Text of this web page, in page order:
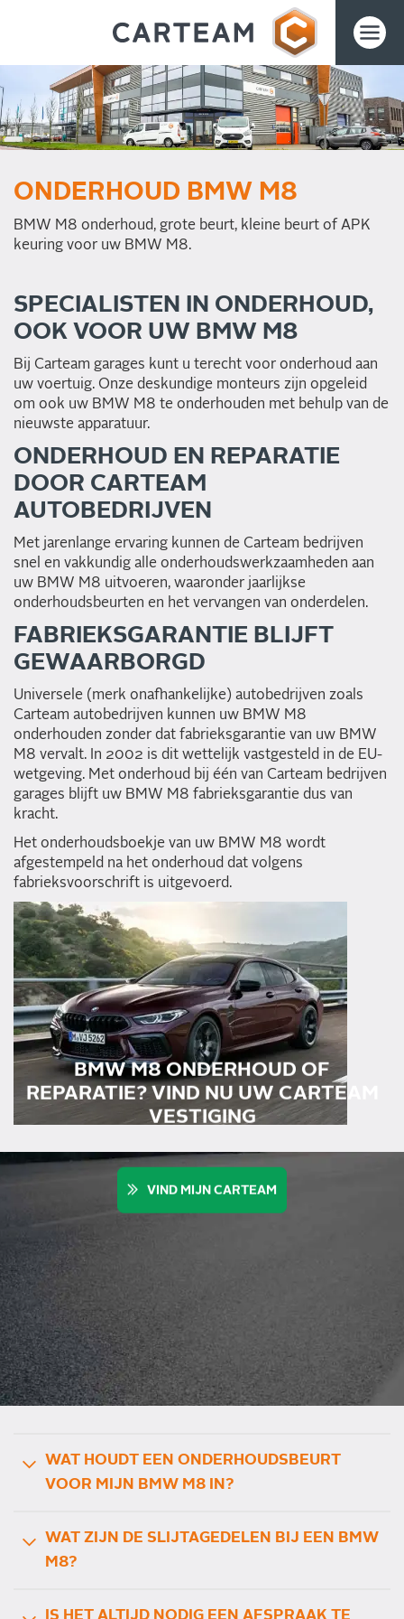
ONDERHOUD BMW M8
BMW M8 onderhoud, grote beurt, kleine beurt of APK
keuring voor uw BMW M8.
SPECIALISTEN IN ONDERHOUD,
OOK VOOR UW BMW M8
Bij Carteam garages kunt u terecht voor onderhoud aan
uw voertuig. Onze deskundige monteurs zijn opgeleid
om ook uw BMW M8 te onderhouden met behulp van de
nieuwste apparatuur.
ONDERHOUD EN REPARATIE
DOOR CARTEAM
AUTOBEDRIJVEN
Met jarenlange ervaring kunnen de Carteam bedrijven
snel en vakkundig alle onderhoudswerkzaamheden aan
uw BMW M8 uitvoeren, waaronder jaarlijkse
onderhoudsbeurten en het vervangen van onderdelen.
FABRIEKSGARANTIE BLIJFT
GEWAARBORGD
Universele (merk onafhankelijke) autobedrijven zoals
Carteam autobedrijven kunnen uw BMW M8
onderhouden zonder dat fabrieksgarantie van uw BMW
M8 vervalt. In 2002 is dit wettelijk vastgesteld in de EU-
wetgeving. Met onderhoud bij één van Carteam bedrijven
garages blijft uw BMW M8 fabrieksgarantie dus van
kracht.
Het onderhoudsboekje van uw BMW M8 wordt
afgestempeld na het onderhoud dat volgens
fabrieksvoorschrift is uitgevoerd.
BMW M8 ONDERHOUD OF
REPARATIE? VIND NU UW CARTEAM
VESTIGING
VIND MIJN CARTEAM
WAT HOUDT EEN ONDERHOUDSBEURT
VOOR MIJN BMW M8 IN?
WAT ZIJN DE SLIJTAGEDELEN BIJ EEN BMW
M8?
IS HET ALTIJD NODIG EEN AFSPRAAK TE